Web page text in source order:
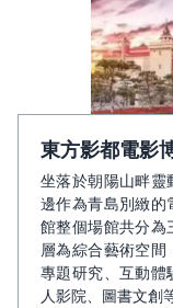
東方影都電影
坐落於朝陽山畔靈
邊作為青島別緻的
館整個場館共分為
層為綜合藝術空間
專題研究、互動體
人影院、圖書文創